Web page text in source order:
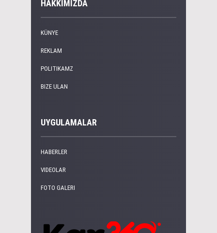
HAKKIMIZDA
KÜNYE
REKLAM
POLITIKAMZ
BIZE ULAN
UYGULAMALAR
HABERLER
VIDEOLAR
FOTO GALERI